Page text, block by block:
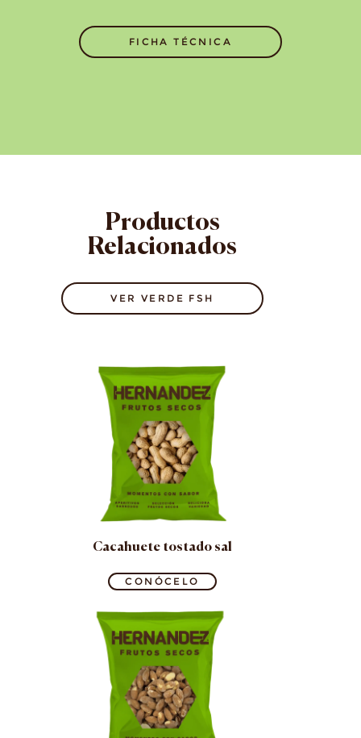
FICHA TÉCNICA
Productos
Relacionados
VER VERDE FSH
Cacahuete tostado sal
CONÓCELO